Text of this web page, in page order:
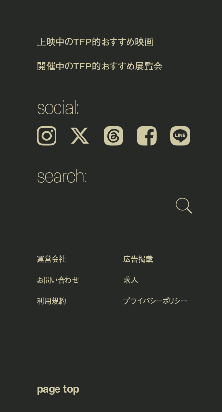
上映中のTFP的おすすめ映画
開催中のTFP的おすすめ展覧会
social:
Instagram 𝕏 Threads Facebook LINE
search:
運営会社
広告掲載
お問い合わせ
求人
利用規約 プライバシーポリシー
page top